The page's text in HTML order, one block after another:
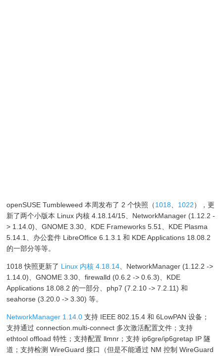
openSUSE Tumbleweed 本周发布了 2 个快照（1018、 1022），更
新了两个小版本 Linux 内核 4.18.14/15、NetworkManager (1.12.2 -
> 1.14.0)、GNOME 3.30、KDE Frameworks 5.51、KDE Plasma
5.14.1、办公套件 LibreOffice 6.1.3.1 和 KDE Applications 18.08.2
的一部分等等。
1018 快照更新了 Linux 内核 4.18.14、NetworkManager (1.12.2 ->
1.14.0)、GNOME 3.30、firewalld (0.6.2 -> 0.6.3)、KDE
Applications 18.08.2 的一部分、php7 (7.2.10 -> 7.2.11) 和
seahorse (3.20.0 -> 3.30) 等。
NetworkManager 1.14.0 支持 IEEE 802.15.4 和 6LowPAN 设备；
支持通过 connection.multi-connect 多次激活配置文件；支持
ethtool offload 特性；支持配置 llmnr；支持 ip6gre/ip6gretap IP 隧
道；支持检测 WireGuard 接口（但是不能通过 NM 控制 WireGuard